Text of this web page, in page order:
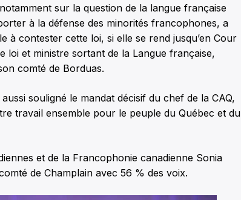
sur la question de la langue française
à la défense des minorités francophones, a
à contester cette loi, si elle se rend jusqu’en Cour
loi et ministre sortant de la Langue française,
comté de Borduas.
souligné le mandat décisif du chef de la CAQ,
travail ensemble pour le peuple du Québec et du
et de la Francophonie canadienne Sonia
de Champlain avec 56 % des voix.